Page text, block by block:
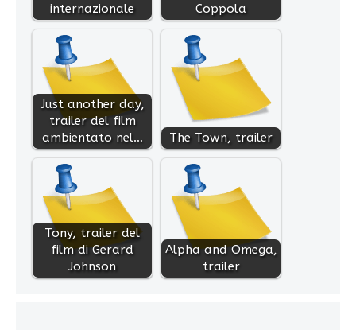
internazionale
Coppola
Just another day,
trailer del film
ambientato nel…
The Town, trailer
Tony, trailer del
film di Gerard
Johnson
Alpha and Omega,
trailer